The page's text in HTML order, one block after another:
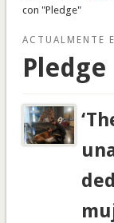
con "Pledge"
ACTUALMENTE
Pledge